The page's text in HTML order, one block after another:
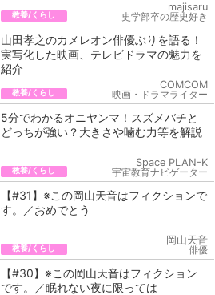
教養/くらし
majisaru
史学部卒の歴史好き
山田孝之のカメレオン俳優ぶりを語る！
実写化した映画、テレビドラマの魅力を
紹介
教養/くらし
COMCOM
映画・ドラマライター
5分でわかるオニヤンマ！スズメバチと
どっちが強い？大きさや噛む力等を解説
教養/くらし
Space PLAN-K
宇宙教育ナビゲーター
【#31】※この岡山天音はフィクションで
す。／おめでとう
教養/くらし
岡山天音
俳優
【#30】※この岡山天音はフィクション
です。／眠れない夜に限っては